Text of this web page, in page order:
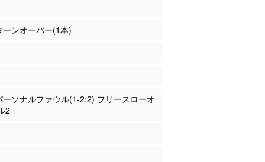
ンオーバー(1本)
ーソナルファウル(1-2:2) フリースローオ
2